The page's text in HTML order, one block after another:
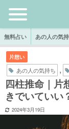
無料占い あの人の気
片想い
あの人の気持ち ,
四柱推命｜
きでいていい
2024年3月19日